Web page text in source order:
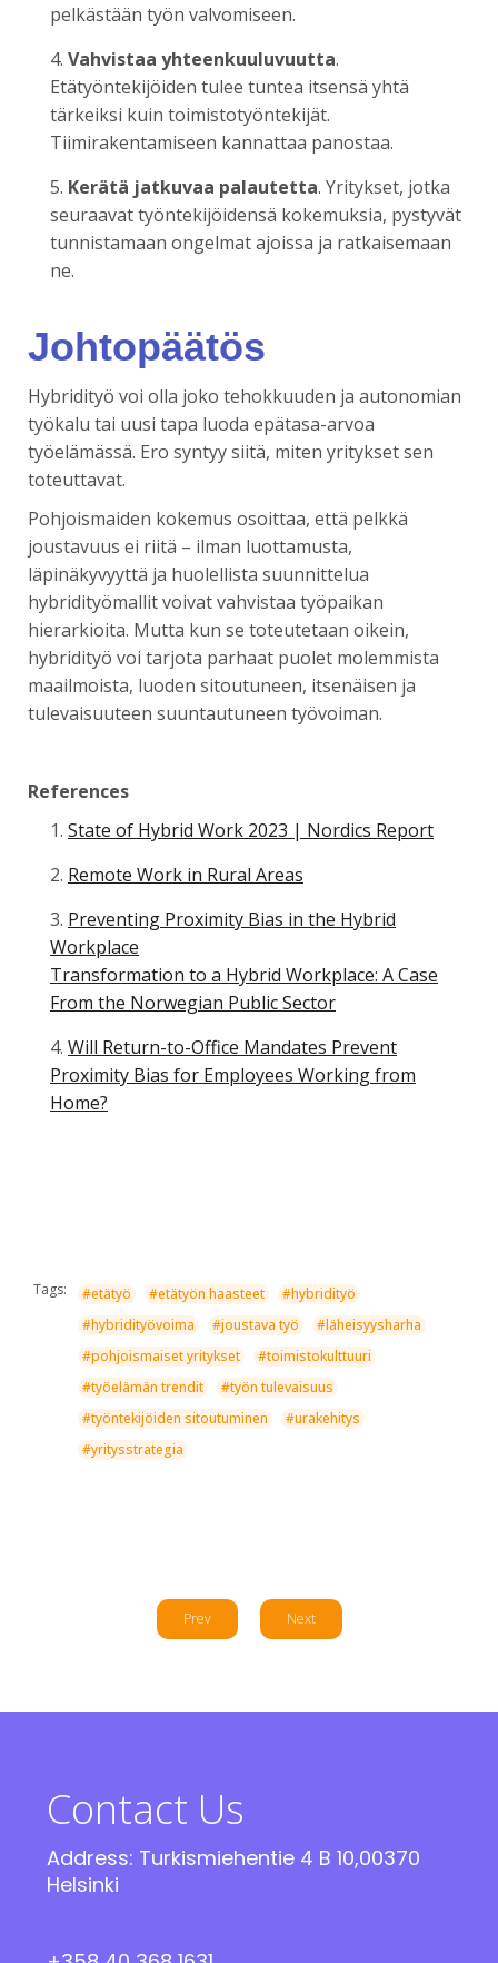
pelkästään työn valvomiseen.
Vahvistaa yhteenkuuluvuutta.
Etätyöntekijöiden tulee tuntea itsensä yhtä
tärkeiksi kuin toimistotyöntekijät.
Tiimirakentamiseen kannattaa panostaa.
Kerätä jatkuvaa palautetta. Yritykset, jotka
seuraavat työntekijöidensä kokemuksia, pystyvät
tunnistamaan ongelmat ajoissa ja ratkaisemaan
ne.
Johtopäätös
Hybridityö voi olla joko tehokkuuden ja autonomian
työkalu tai uusi tapa luoda epätasa-arvoa
työelämässä. Ero syntyy siitä, miten yritykset sen
toteuttavat.
Pohjoismaiden kokemus osoittaa, että pelkkä
joustavuus ei riitä – ilman luottamusta,
läpinäkyvyyttä ja huolellista suunnittelua
hybridityömallit voivat vahvistaa työpaikan
hierarkioita. Mutta kun se toteutetaan oikein,
hybridityö voi tarjota parhaat puolet molemmista
maailmoista, luoden sitoutuneen, itsenäisen ja
tulevaisuuteen suuntautuneen työvoiman.
References
State of Hybrid Work 2023 | Nordics Report
Remote Work in Rural Areas
Preventing Proximity Bias in the Hybrid
Workplace
Transformation to a Hybrid Workplace: A Case
From the Norwegian Public Sector
Will Return-to-Office Mandates Prevent
Proximity Bias for Employees Working from
Home?
Tags: #etätyö #etätyön haasteet
#hybridityö
#hybridityövoima
#joustava työ
#läheisyysharha
#pohjoismaiset yritykset
#toimistokulttuuri
#työelämän trendit
#työn tulevaisuus
#työntekijöiden sitoutuminen
#urakehitys
#yritysstrategia
Prev Next
Contact Us
Address: Turkismiehentie 4 B 10,00370
Helsinki